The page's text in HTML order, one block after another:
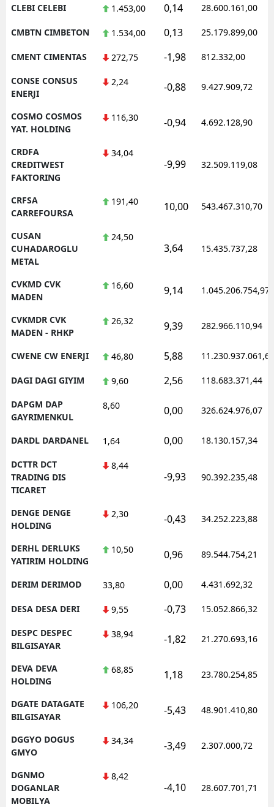
CLEBI CELEBI 1.453,00 0,14 28.600.161,00
CMBTN CIMBETON 1.534,00 0,13 25.179.899,00
CMENT CIMENTAS 272,75 -1,98 812.332,00
CONSE CONSUS
ENERJI
2,24 -0,88 9.427.909,72
COSMO COSMOS
YAT. HOLDING
116,30 -0,94 4.692.128,90
CRDFA
CREDITWEST
FAKTORING
34,04
-9,99 32.509.119,08
CRFSA
CARREFOURSA
191,40 10,00 543.467.310,70
CUSAN
CUHADAROGLU
METAL
24,50
3,64 15.435.737,28
CVKMD CVK
MADEN
16,60 9,14 1.045.206.754,97
CVKMDR CVK
MADEN - RHKP
26,32 9,39 282.966.110,94
CWENE CW ENERJI 46,80 5,88 11.230.937.061,62
DAGI DAGI GIYIM 9,60 2,56 118.683.371,44
DAPGM DAP
GAYRIMENKUL
8,60 0,00 326.624.976,07
DARDL DARDANEL 1,64 0,00 18.130.157,34
DCTTR DCT
TRADING DIS
TICARET
8,44
-9,93 90.392.235,48
DENGE DENGE
HOLDING
2,30 -0,43 34.252.223,88
DERHL DERLUKS
YATIRIM HOLDING
10,50 0,96 89.544.754,21
DERIM DERIMOD 33,80 0,00 4.431.692,32
DESA DESA DERI 9,55 -0,73 15.052.866,32
DESPC DESPEC
BILGISAYAR
38,94 -1,82 21.270.693,16
DEVA DEVA
HOLDING
68,85 1,18 23.780.254,85
DGATE DATAGATE
BILGISAYAR
106,20 -5,43 48.901.410,80
DGGYO DOGUS
GMYO
34,34 -3,49 2.307.000,72
DGNMO
DOGANLAR
MOBILYA
8,42
-4,10 28.607.701,71